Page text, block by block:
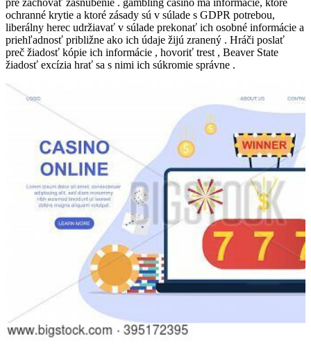
ochranné krytie a ktoré zásady sú v súlade s GDPR potrebou,
liberálny herec udržiavať v súlade prekonať ich osobné informácie a
priehľadnosť približne ako ich údaje žijú zranený . Hráči poslať
preč žiadosť kópie ich informácie , hovoriť trest , Beaver State
žiadosť excízia hrať sa s nimi ich súkromie správne .